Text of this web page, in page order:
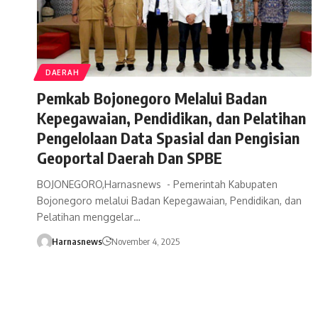
DAERAH
Pemkab Bojonegoro Melalui Badan
Kepegawaian, Pendidikan, dan Pelatihan
Pengelolaan Data Spasial dan Pengisian
Geoportal Daerah Dan SPBE
BOJONEGORO,Harnasnews - Pemerintah Kabupaten
Bojonegoro melalui Badan Kepegawaian, Pendidikan, dan
Pelatihan menggelar…
Harnasnews November 4, 2025